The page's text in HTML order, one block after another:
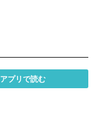
アプリで読む